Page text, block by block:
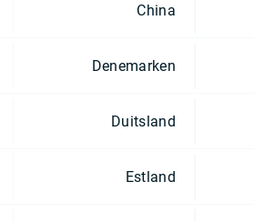
China
Denemarken
Duitsland
Estland